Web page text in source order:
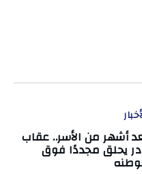
أشهر من الأسر.. عقاب
يحلق مجددًا فوق